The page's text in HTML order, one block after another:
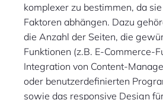
komplexer zu bestimmen, da
Faktoren abhängen. Dazu
die Anzahl der Seiten, die
Funktionen (z.B. E-Commerce-
Integration von Content-
oder benutzerdefinierten
sowie das responsive Design